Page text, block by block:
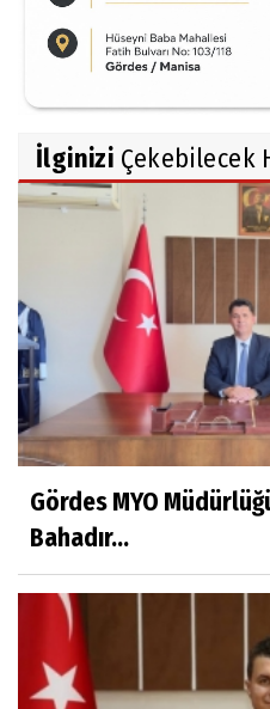
İlginizi Çekebilecek
Gördes MYO
Bahadır...